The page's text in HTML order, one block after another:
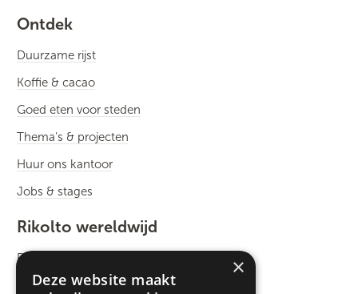
Ontdek
Duurzame rijst
Koffie & cacao
Goed eten voor steden
Thema's & projecten
Huur ons kantoor
Jobs & stages
Rikolto wereldwijd
Rikolto International
Zuid-Oost Azië
×
Deze website maakt